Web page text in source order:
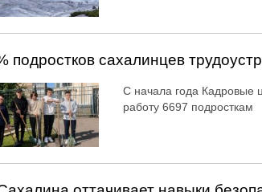
подростков сахалинцев
С начала года Кадровые
работу 6697 подросткам